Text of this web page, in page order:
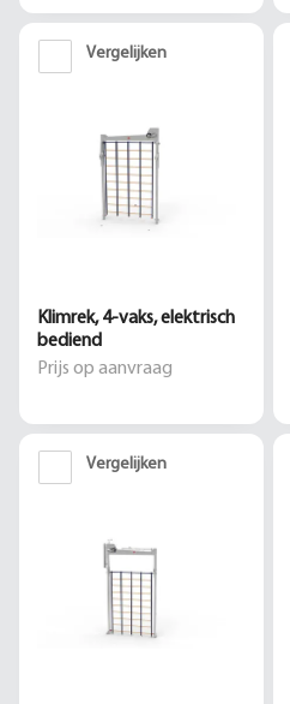
Vergelijken
Klimrek, 4-vaks, elektrisch
bediend
Prijs op aanvraag
Vergelijken